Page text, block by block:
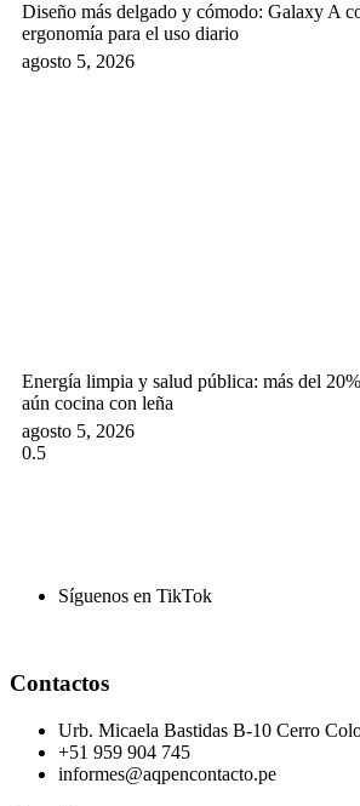
Diseño más delgado y cómodo: Galaxy A
ergonomía para el uso diario
agosto 5, 2026
Energía limpia y salud pública: más del
aún cocina con leña
agosto 5, 2026
Síguenos en TikTok
Contactos
Urb. Micaela Bastidas B-10 Cerro
+51 959 904 745
informes@aqpencontacto.pe